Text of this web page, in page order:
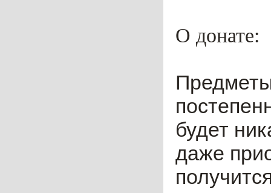
О донате:
будет
даже